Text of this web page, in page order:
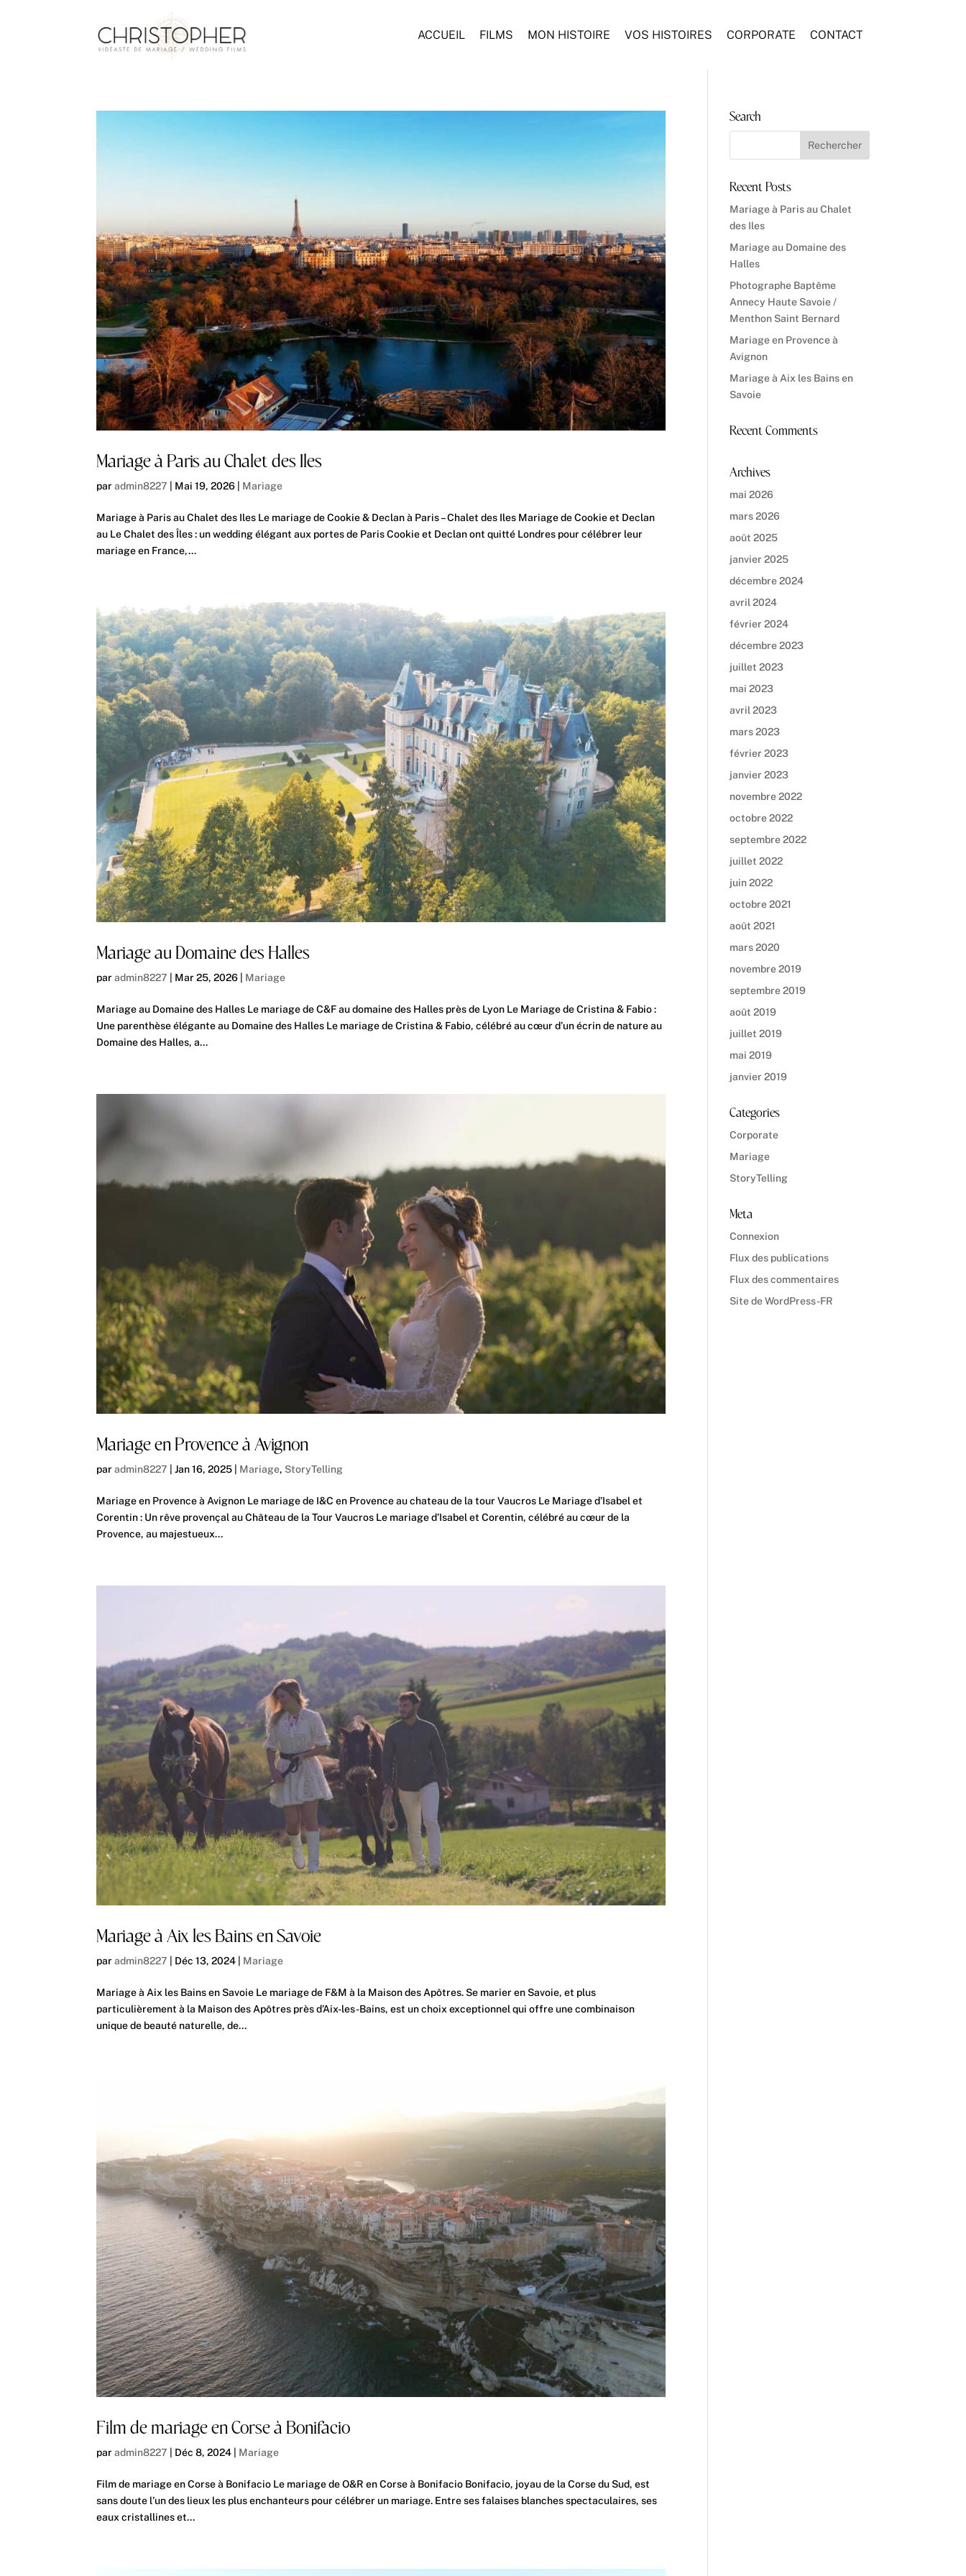
ACCUEIL FILMS MON HISTOIRE VOS HISTOIRES CORPORATE CONTACT
Mariage à Paris au Chalet des Iles
paradmin8227 | Mai 19, 2026 | Mariage
Mariage à Paris au Chalet des Iles Le mariage de Cookie & Declan à Paris – Chalet des Iles Mariage de Cookie et Declan
au Le Chalet des Îles : un wedding élégant aux portes de Paris Cookie et Declan ont quitté Londres pour célébrer leur
mariage en France,...
Mariage au Domaine des Halles
paradmin8227 Mar 25, 2026 Mariage
Mariage au Domaine des Halles Le mariage de C&F au domaine des Halles près de Lyon Le Mariage de Cristina & Fabio :
Une parenthèse élégante au Domaine des Halles Le mariage de Cristina & Fabio, célébré au cœur d’un écrin de nature au
Domaine des Halles, a...
Mariage en Provence à Avignon
paradmin8227 |Jan 16, 2025 Mariage, StoryTelling
Mariage en Provence à Avignon Le mariage de I&C en Provence au chateau de la tour Vaucros Le Mariage d’Isabel et
Corentin : Un rêve provençal au Château de la Tour Vaucros Le mariage d’Isabel et Corentin, célébré au cœur de la
Provence, au majestueux...
Mariage à Aix les Bains en Savoie
paradmin8227 Déc 13, 2024 Mariage
Mariage à Aix les Bains en Savoie Le mariage de F&M à la Maison des Apôtres. Se marier en Savoie, et plus
particulièrement à la Maison des Apôtres près d’Aix-les-Bains, est un choix exceptionnel qui offre une combinaison
unique de beauté naturelle, de...
Film de mariage en Corse à Bonifacio
paradmin8227 Déc 8, 2024 Mariage
Film de mariage en Corse à Bonifacio Le mariage de O&R en Corse à Bonifacio Bonifacio, joyau de la Corse du Sud, est
sans doute l’un des lieux les plus enchanteurs pour célébrer un mariage. Entre ses falaises blanches spectaculaires, ses
eaux cristallines et...
Search
Recent Posts
Mariage à Paris au Chalet
des Iles
Mariage au Domaine des
Halles
Photographe Baptême
Annecy Haute Savoie /
Menthon Saint Bernard
Mariage en Provence à
Avignon
Mariage à Aix les Bains en
Savoie
Recent Comments
Archives
mai 2026
mars 2026
août 2025
janvier 2025
décembre 2024
avril 2024
février 2024
décembre 2023
juillet 2023
mai 2023
avril 2023
mars 2023
février 2023
janvier 2023
novembre 2022
octobre 2022
septembre 2022
juillet 2022
juin 2022
octobre 2021
août 2021
mars 2020
novembre 2019
septembre 2019
août 2019
juillet 2019
mai 2019
janvier 2019
Categories
Corporate
Mariage
StoryTelling
Meta
Connexion
Flux des publications
Flux des commentaires
Site de WordPress-FR